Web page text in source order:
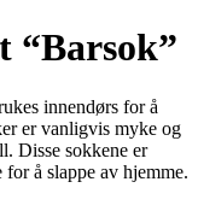
“Barsok”
innendørs for å
er vanligvis myke og
Disse sokkene er
å slappe av hjemme.